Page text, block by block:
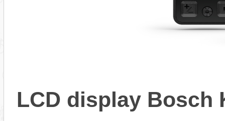
LCD display Bosch